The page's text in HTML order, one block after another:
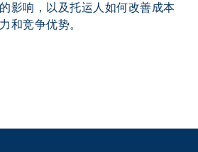
影响，以及托运人如何改善成本
和竞争优势。